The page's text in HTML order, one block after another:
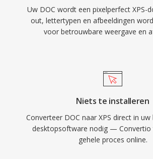
Uw DOC wordt een pixelperfect XPS-
out, lettertypen en afbeeldingen
voor betrouwbare weergave en
Niets te installeren
Converteer DOC naar XPS direct in uw
desktopsoftware nodig — Convertio
gehele proces online.